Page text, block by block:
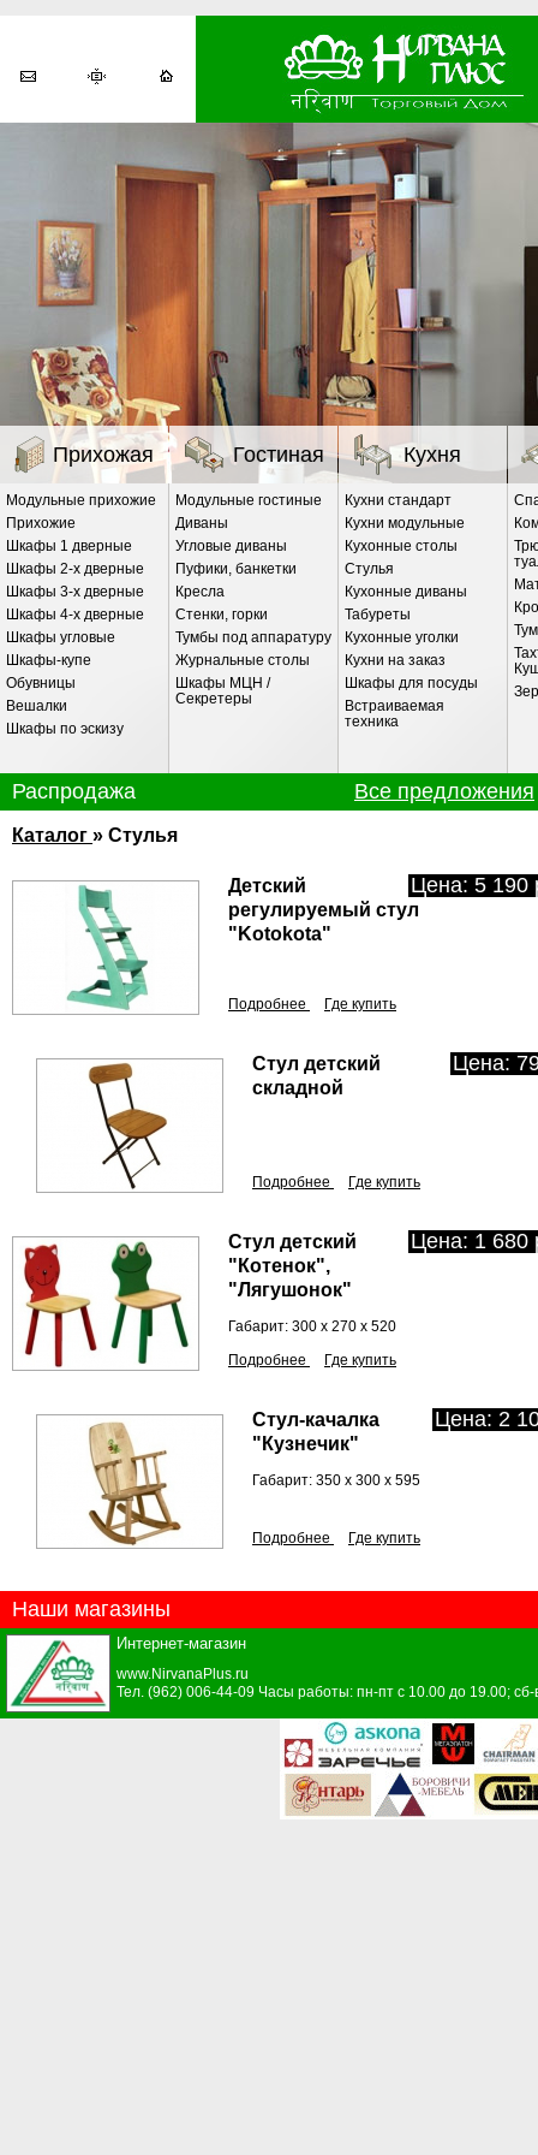
Прихожая Гостиная Кухня
Модульные прихожие
Прихожие
Шкафы 1 дверные
Шкафы 2-х дверные
Шкафы 3-х дверные
Шкафы 4-х дверные
Шкафы угловые
Шкафы-купе
Обувницы
Вешалки
Шкафы по эскизу
Модульные гостиные
Диваны
Угловые диваны
Пуфики, банкетки
Кресла
Стенки, горки
Тумбы под аппаратуру
Журнальные столы
Шкафы МЦН /
Секретеры
Кухни стандарт
Кухни модульные
Кухонные столы
Стулья
Кухонные диваны
Табуреты
Кухонные уголки
Кухни на заказ
Шкафы для посуды
Встраиваемая
техника
Распродажа Все предложения
Каталог » Стулья
Цена: 5 190
Детский
регулируемый стул
"Kotokota"
Подробнее Где купить
Цена:
Стул детский
складной
Подробнее Где купить
Цена: 1 680
Стул детский
"Котенок",
"Лягушонок"
Габарит: 300 х 270 х 520
Подробнее
Где купить
Цена: 2
Стул-качалка
"Кузнечик"
Габарит: 350 х 300 х 595
Подробнее Где купить
Наши магазины
Интернет-магазин
www.NirvanaPlus.ru
Тел. (962) 006-44-09 Часы работы: пн-пт с 10.00 до 19.00; сб-